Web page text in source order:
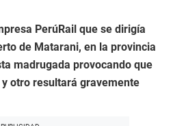
PerúRail que se dirigía
de Matarani, en la provincia
madrugada provocando que
otro resultará gravemente